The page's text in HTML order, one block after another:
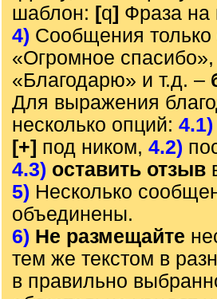
шаблон: [q] Фраза на
4) Сообщения
«Огромное
«Благодарю» и т.д. –
Для выражения
несколько опций: 4.1)
[+] под ником, 4.2)
4.3) оставить отзыв
5) Несколько
объединены.
6) Не размещайте
тем же текстом в
в правильно